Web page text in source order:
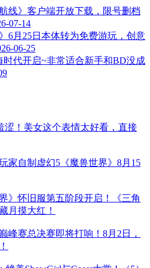
线》客户端开放下载，限号删档
07-14
6月25日本体转为免费游玩，创意
06-25
时代开启~非常适合新手和BD没成
涩！美女这个表情太好看，直接
家自制虚幻5《魔兽世界》8月15
》怀旧服第五阶段开启！《三角
月摸大红！
峰赛总决赛即将打响！8月2日，